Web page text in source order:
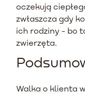
oczekują
zwłaszcza gdy
ich rodziny - bo
zwierzęta.
Walka o klienta